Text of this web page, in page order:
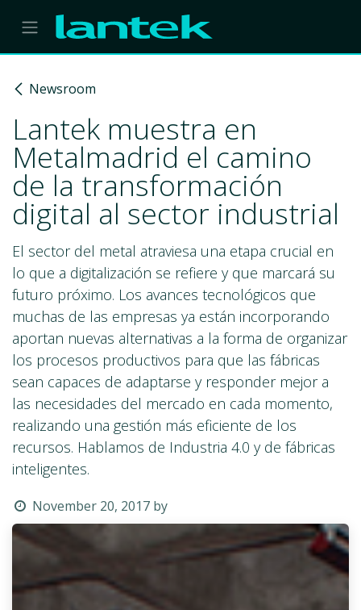
Skip to Content
Newsroom
Lantek muestra en
Metalmadrid el camino
de la transformación
digital al sector industrial
El sector del metal atraviesa una etapa crucial en
lo que a digitalización se refiere y que marcará su
futuro próximo. Los avances tecnológicos que
muchas de las empresas ya están incorporando
aportan nuevas alternativas a la forma de organizar
los procesos productivos para que las fábricas
sean capaces de adaptarse y responder mejor a
las necesidades del mercado en cada momento,
realizando una gestión más eficiente de los
recursos. Hablamos de Industria 4.0 y de fábricas
inteligentes.
November 20, 2017 by